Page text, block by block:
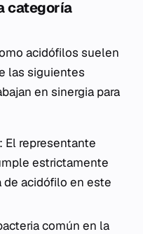
categoría
acidófilos suelen
las siguientes
en sinergia para
: El representante
estrictamente
acidófilo en este
común en la